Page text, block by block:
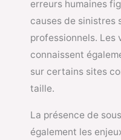
erreurs humaines
causes de sinistres
professionnels. Les
connaissent
sur certains sites
taille.
La présence de
également les